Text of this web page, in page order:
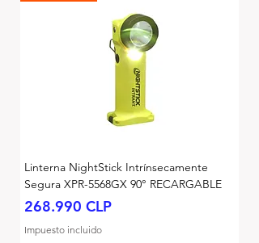
Linterna NightStick Intrínsecamente
Segura XPR-5568GX 90° RECARGABLE
Precio
268.990 CLP
Impuesto incluido